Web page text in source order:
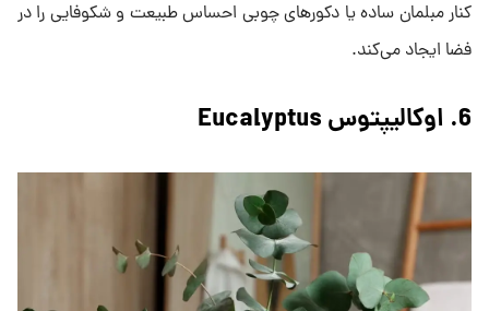
کنار مبلمان ساده یا دکورهای چوبی احساس طبیعت و شکوفایی را در
فضا ایجاد می‌کند.
6. اوکالیپتوس Eucalyptus